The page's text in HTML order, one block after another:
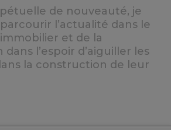
de nouveauté, je
l’actualité dans le
et de la
dans l’espoir d’aiguiller les
la construction de leur